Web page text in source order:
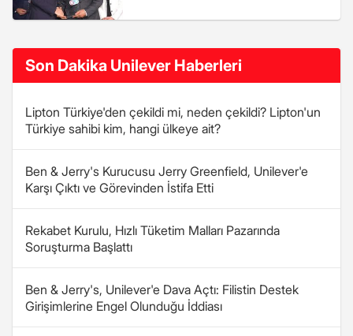
Son Dakika Unilever Haberleri
Lipton Türkiye'den çekildi mi, neden çekildi? Lipton'un
Türkiye sahibi kim, hangi ülkeye ait?
Ben & Jerry's Kurucusu Jerry Greenfield, Unilever'e
Karşı Çıktı ve Görevinden İstifa Etti
Rekabet Kurulu, Hızlı Tüketim Malları Pazarında
Soruşturma Başlattı
Ben & Jerry's, Unilever'e Dava Açtı: Filistin Destek
Girişimlerine Engel Olunduğu İddiası